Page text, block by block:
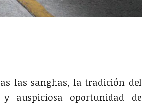
las sanghas, la tradición del
auspiciosa oportunidad de